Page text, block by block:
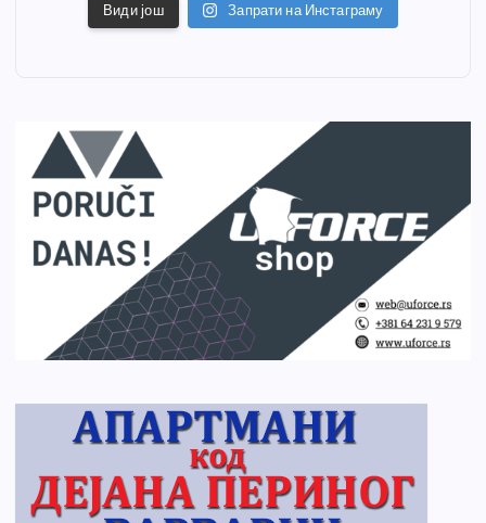
Види још Запрати на Инстаграму